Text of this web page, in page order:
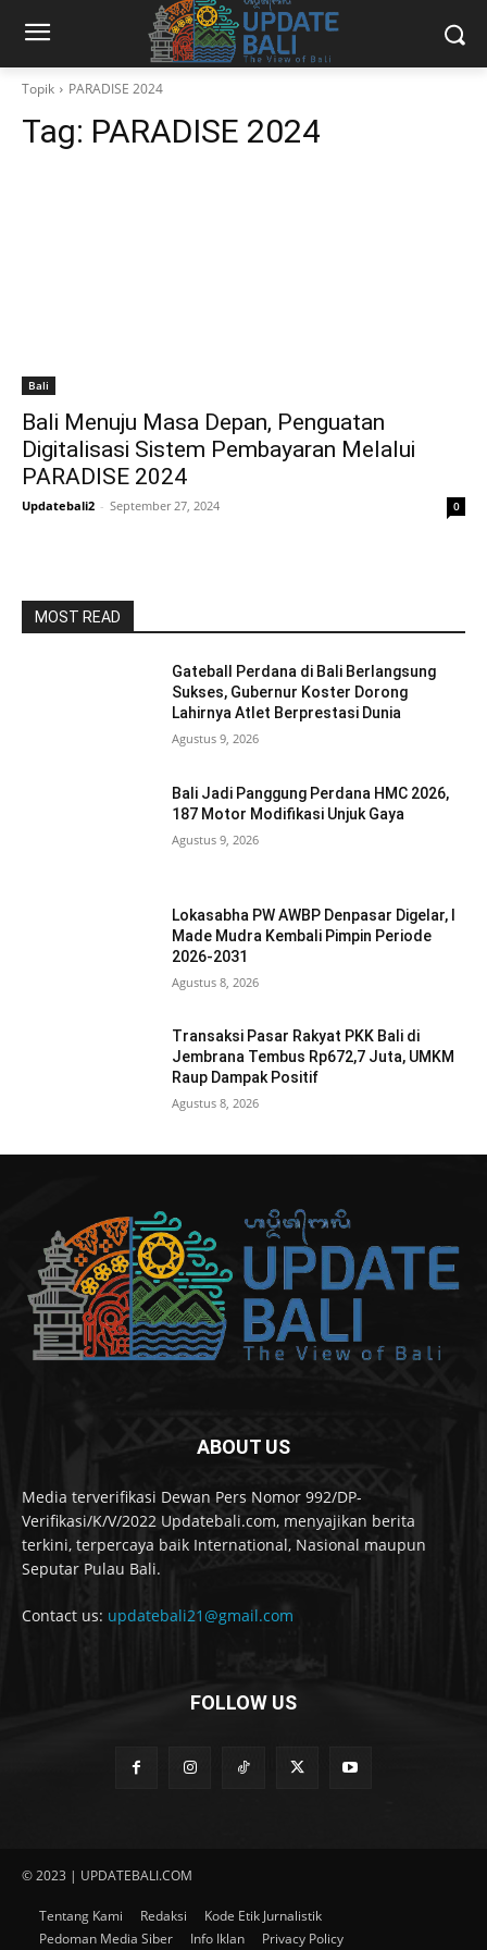
Topik PARADISE 2024
Tag: PARADISE 2024
Bali
Bali Menuju Masa Depan, Penguatan
Digitalisasi Sistem Pembayaran Melalui
PARADISE 2024
Updatebali2 - September 27, 2024 0
MOST READ
Gateball Perdana di Bali Berlangsung
Sukses, Gubernur Koster Dorong
Lahirnya Atlet Berprestasi Dunia
Agustus 9, 2026
Bali Jadi Panggung Perdana HMC 2026,
187 Motor Modifikasi Unjuk Gaya
Agustus 9, 2026
Lokasabha PW AWBP Denpasar Digelar, I
Made Mudra Kembali Pimpin Periode
2026-2031
Agustus 8, 2026
Transaksi Pasar Rakyat PKK Bali di
Jembrana Tembus Rp672,7 Juta, UMKM
Raup Dampak Positif
Agustus 8, 2026
ABOUT US
Media terverifikasi Dewan Pers Nomor 992/DP-
Verifikasi/K/V/2022 Updatebali.com, menyajikan berita
terkini, terpercaya baik International, Nasional maupun
Seputar Pulau Bali.
Contact us: updatebali21@gmail.com
FOLLOW US
© 2023 | UPDATEBALI.COM
Tentang Kami Redaksi
Kode Etik Jurnalistik
Pedoman Media Siber
Info Iklan Privacy Policy